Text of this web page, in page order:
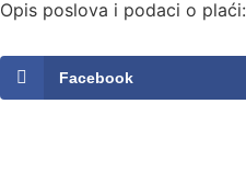
Opis poslova i podaci o plaći:
Facebook